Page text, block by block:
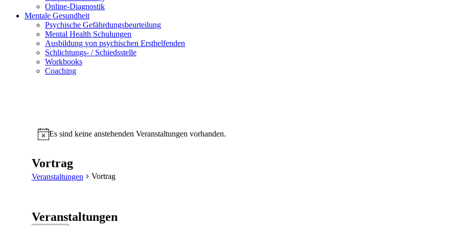
Online-Diagnostik
Mentale Gesundheit
Psychische Gefährdungs­beurteilung
Mental Health Schulungen
Ausbildung von psychischen Ersthelfenden
Schlichtungs- / Schiedsstelle
Workbooks
Coaching
Hinweis
Es sind keine anstehenden Veranstaltungen vorhanden.
Vortrag
Veranstaltungen Vortrag
Veranstaltungen